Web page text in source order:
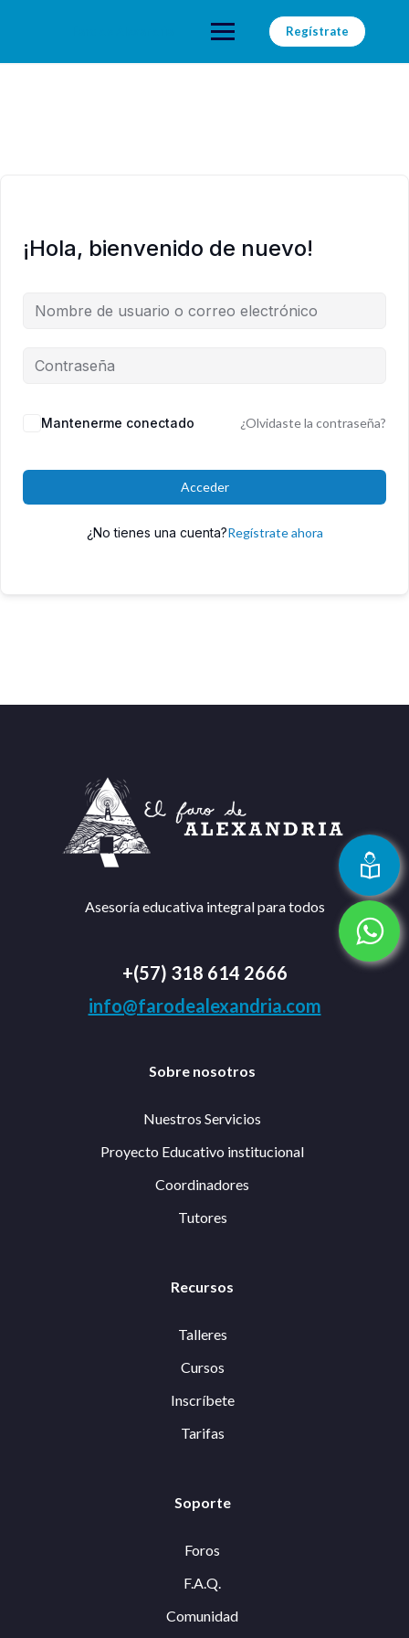
Regístrate
¡Hola, bienvenido de nuevo!
Mantenerme conectado ¿Olvidaste la contraseña?
Acceder
¿No tienes una cuenta?Regístrate ahora
Asesoría educativa integral para todos
+(57) 318 614 2666
info@farodealexandria.com
Sobre nosotros
Nuestros Servicios
Proyecto Educativo institucional
Coordinadores
Tutores
Recursos
Talleres
Cursos
Inscríbete
Tarifas
Soporte
Foros
F.A.Q.
Comunidad